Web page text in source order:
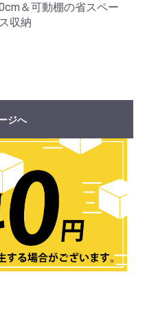
＆可動棚の省スペー
ス収納
ジへ